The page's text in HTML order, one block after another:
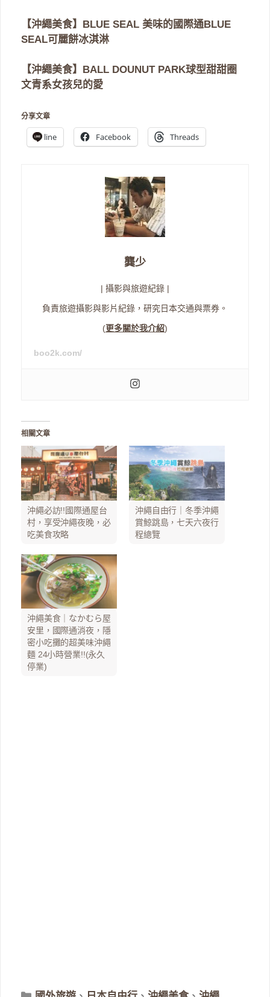
【沖繩美食】BLUE SEAL 美味的國際通BLUE
SEAL可麗餅冰淇淋
【沖繩美食】BALL DOUNUT PARK球型甜甜圈
文青系女孩兒的愛
分享文章
line Facebook Threads
龔少
| 攝影與旅遊紀錄 |
負責旅遊攝影與影片紀錄，研究日本交通與票券。
(更多關於我介紹)
boo2k.com/
相關文章
沖繩必訪!!國際通屋台
村，享受沖繩夜晚，必
吃美食攻略
沖繩自由行｜冬季沖繩
賞鯨跳島，七天六夜行
程總覽
沖繩美食｜なかむら屋
安里，國際通消夜，隱
密小吃攤的超美味沖繩
麵 24小時營業!!(永久
停業)
分